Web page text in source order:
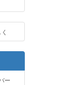
ー